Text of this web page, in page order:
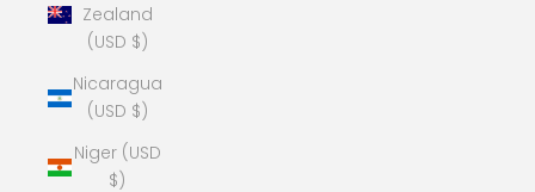
Zealand
(USD $)
Nicaragua
(USD $)
Niger (USD
$)